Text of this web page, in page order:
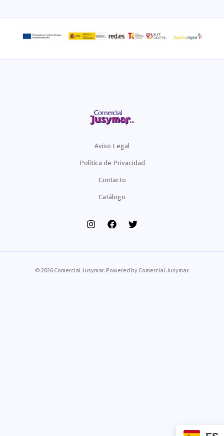
Aviso Legal
Política de Privacidad
Contacto
Catálogo
© 2026 Comercial Jusymar. Powered by Comercial Jusymar.